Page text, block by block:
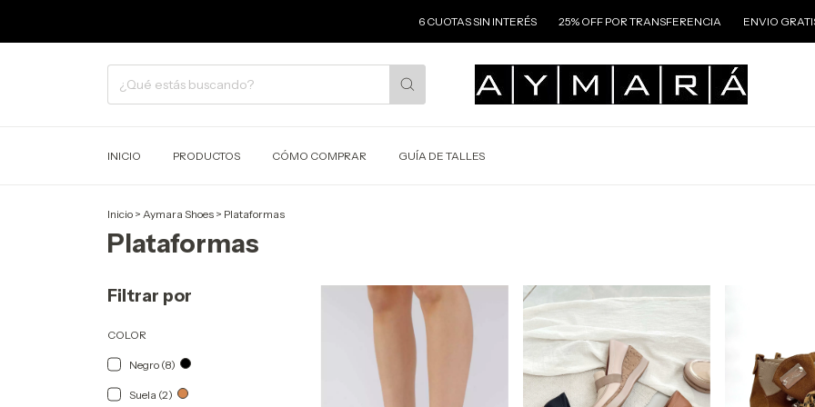
6 CUOTAS SIN INTERÉS 25% OFF POR TRANSFERENCIA ENVIO GRATIS A TODO EL
INICIO PRODUCTOS CÓMO COMPRAR GUÍA DE TALLES
Inicio > Aymara Shoes > Plataformas
Plataformas
Filtrar por
COLOR
Negro (8)
Suela (2)